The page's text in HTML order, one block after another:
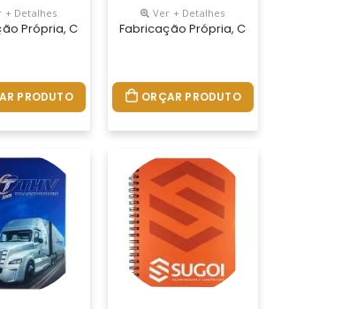
Com 96 Folhas Personalizadas Em Uma Cor (frente
Impressa Em 4 Cores, Miolo Com 96 Folhas
15x21,18x25 E 21x28 Cm. Capa Impressa Em 4 Cores,
Do Seu Jeito.tamanhos 15x21,18x25 E 21x28 Cm.
+ Detalhes
Própria, Cadernos Personalizados Do Seu
PRODUTO
Ver + Detalhes
Fabricação Própria, Cadernos
ORÇAR PRODUTO